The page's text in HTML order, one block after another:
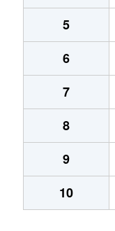
5
6
7
8
9
10